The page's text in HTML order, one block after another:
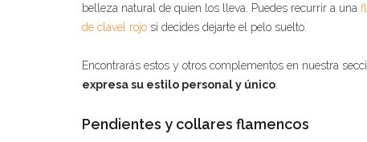
belleza natural de quien los lleva. Puedes recurrir a una
de clavel rojo si decides dejarte el pelo suelto.
Encontrarás estos y otros complementos en nuestra
expresa su estilo personal y único
Pendientes y collares flamencos